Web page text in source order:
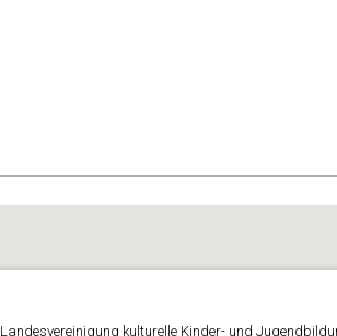
Landesvereinigung kulturelle Kinder- und